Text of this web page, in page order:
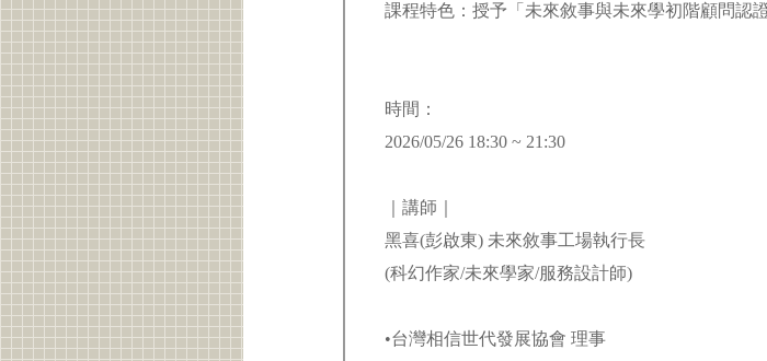
課程特色：授予「未來敘事與未來學初階顧問認
時間：
2026/05/26 18:30 ~ 21:30
｜講師｜
黑喜(彭啟東) 未來敘事工場執行長
(科幻作家/未來學家/服務設計師)
•台灣相信世代發展協會 理事